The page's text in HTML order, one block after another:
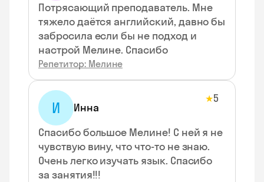
Потрясающий преподаватель. Мне
тяжело даётся английский, давно бы
забросила если бы не подход и
настрой Мелине. Спасибо
Репетитор: Мелине
И Инна
★5
Спасибо большое Мелине! С ней я не
чувствую вину, что что-то не знаю.
Очень легко изучать язык. Спасибо
за занятия!!!